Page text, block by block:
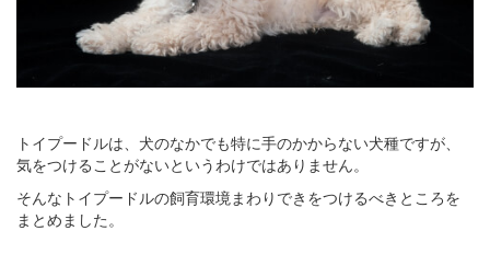
トイプードルは、犬のなかでも特に手のかからない犬種ですが、
気をつけることがないというわけではありません。
そんなトイプードルの飼育環境まわりできをつけるべきところを
まとめました。